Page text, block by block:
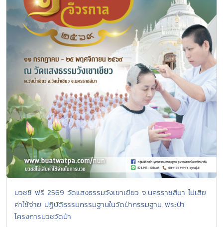
บวชชี ฟรี 2569 วัดแสงธรรมวังเขาเขียว จ.นครราชสีมา ไม่เสีย
ค่าใช้จ่าย ปฏิบัติธรรมกรรมฐานในวัดป่ากรรมฐาน พระป่า
โครงการบวชวัดป่า